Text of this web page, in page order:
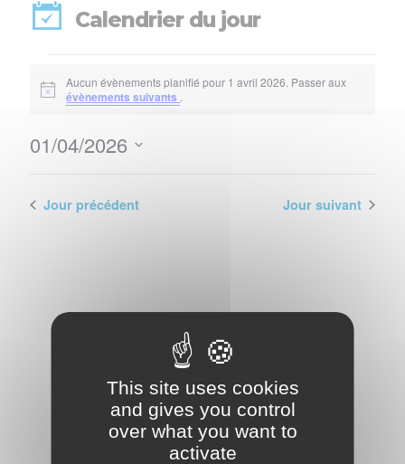
Calendrier du jour
Évènements
for
1
avril
2026
Notice
Aucun évènements planifié pour 1 avril 2026. Passer aux
évènements suivants .
par
vues
01/04/2026
date.Jour précédent Jour suivant
This site uses cookies
and gives you control
over what you want to
activate